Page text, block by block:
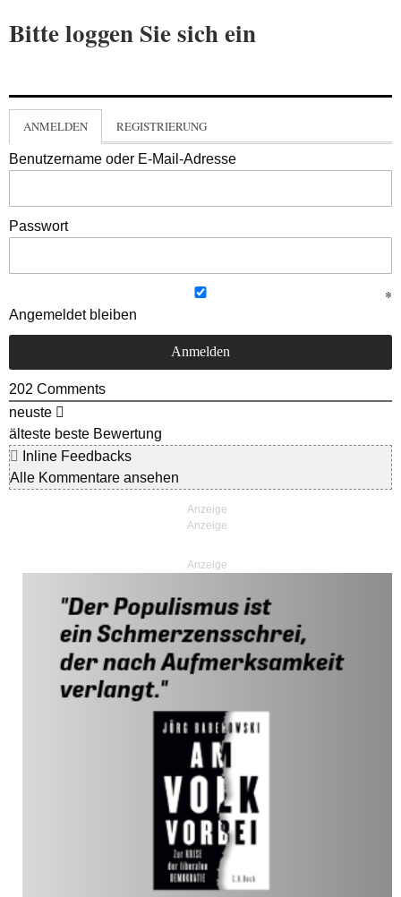
Bitte loggen Sie sich ein
ANMELDEN REGISTRIERUNG
Benutzername oder E-Mail-Adresse
Passwort
Angemeldet bleiben
202 Comments
neuste
älteste beste Bewertung
Inline Feedbacks
Alle Kommentare ansehen
Anzeige